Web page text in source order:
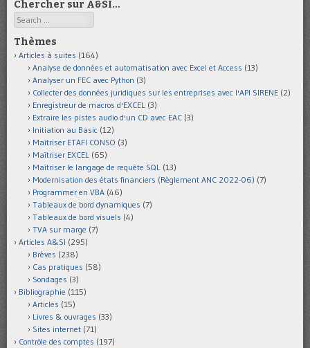
Chercher sur A&SI…
Search
Thèmes
Articles à suites (164)
Analyse de données et automatisation avec Excel et Access (13)
Analyser un FEC avec Python (3)
Collecter des données juridiques sur les entreprises avec l'API SIRENE (2)
Enregistreur de macros d'EXCEL (3)
Extraire les pistes audio d'un CD avec EAC (3)
Initiation au Basic (12)
Maîtriser ETAFI CONSO (3)
Maîtriser EXCEL (65)
Maîtriser le langage de requête SQL (13)
Modernisation des états financiers (Règlement ANC 2022-06) (7)
Programmer en VBA (46)
Tableaux de bord dynamiques (7)
Tableaux de bord visuels (4)
TVA sur marge (7)
Articles A&SI (295)
Brèves (238)
Cas pratiques (58)
Sondages (3)
Bibliographie (115)
Articles (15)
Livres & ouvrages (33)
Sites internet (71)
Contrôle des comptes (197)